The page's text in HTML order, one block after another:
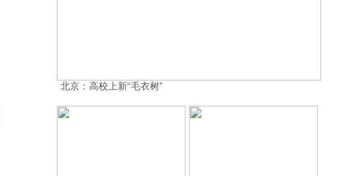
北京：高校上新“毛衣树”